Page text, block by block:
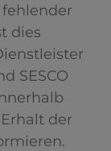
dies
SESCO
der